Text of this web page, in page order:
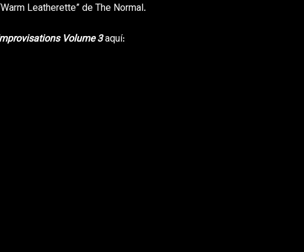
Leatherette” de The Normal.
Volume 3aquí: